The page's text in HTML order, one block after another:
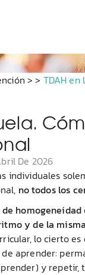
>> TDAH
De 2026
individuales
no todos los
homogeneidad
y de la
lo cierto
aprender:
y